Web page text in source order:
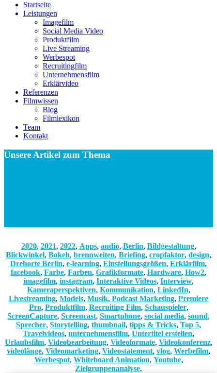
Startseite
Leistungen
Imagefilm
Social Media Video
Produktfilm
Live Streaming
Werbespot
Recruitingfilm
Unternehmensfilm
Erklärvideo
Referenzen
Filmwissen
Blog
Filmlexikon
Team
Kontakt
Unsere Artikel zum Thema
2020, 2021, 2022, Apps, audio, Berlin, Bildgestaltung,
Blickwinkel, Bokeh, brennweiten, Briefing, cropfaktor, design,
Drehorte Berlin, e-learning, Einstellungsgrößen, Erklärfilm,
facebook, Farbe, Farben, Grafikformate, Hardware, How2,
imagefilm, instagram, Interaktive Videos, Interview,
Kameraperspektiven, Kommunikation, LinkedIn,
Livestreaming, Models, Musik, Podcast Marketing, Premiere
Pro, Produktfilm, Recruiting Film, Schauspieler,
ScreenCapture, Screencast, Smartphone, social media, sound,
Sprecher, Storytelling, thumbnail, tipps & Tricks, Top 5,
Travelvideos, unternehmensfilm, Untertitel erstellen,
Urlaubsfilm, Videobearbeitung, Videoformate, Videokonferenz,
videolänge, Videomarketing, Videostatement, vlog, Werbefilm,
Werbespot, Whiteboard Animation, Youtube,
Zielgruppenanalyse,